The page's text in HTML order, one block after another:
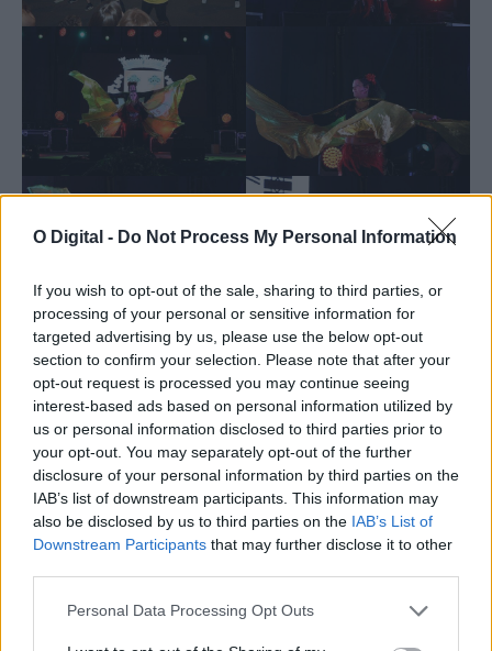
O Digital - Do Not Process My Personal Information
If you wish to opt-out of the sale, sharing to third parties, or
processing of your personal or sensitive information for
targeted advertising by us, please use the below opt-out
section to confirm your selection. Please note that after your
opt-out request is processed you may continue seeing
interest-based ads based on personal information utilized by
us or personal information disclosed to third parties prior to
your opt-out. You may separately opt-out of the further
disclosure of your personal information by third parties on the
IAB’s list of downstream participants. This information may
also be disclosed by us to third parties on the IAB’s List of
Downstream Participants that may further disclose it to other
Personal Data Processing Opt Outs